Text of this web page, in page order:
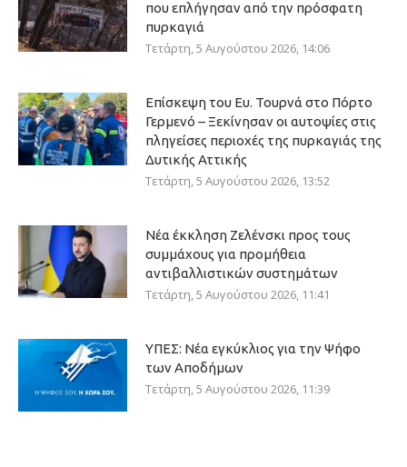
που επλήγησαν από την πρόσφατη
πυρκαγιά
Τετάρτη, 5 Αυγούστου 2026, 14:06
Επίσκεψη του Ευ. Τουρνά στο Πόρτο
Γερμενό – Ξεκίνησαν οι αυτοψίες στις
πληγείσες περιοχές της πυρκαγιάς της
Δυτικής Αττικής
Τετάρτη, 5 Αυγούστου 2026, 13:52
Νέα έκκληση Ζελένσκι προς τους
συμμάχους για προμήθεια
αντιβαλλιστικών συστημάτων
Τετάρτη, 5 Αυγούστου 2026, 11:41
ΥΠΕΣ: Νέα εγκύκλιος για την Ψήφο
των Αποδήμων
Τετάρτη, 5 Αυγούστου 2026, 11:39